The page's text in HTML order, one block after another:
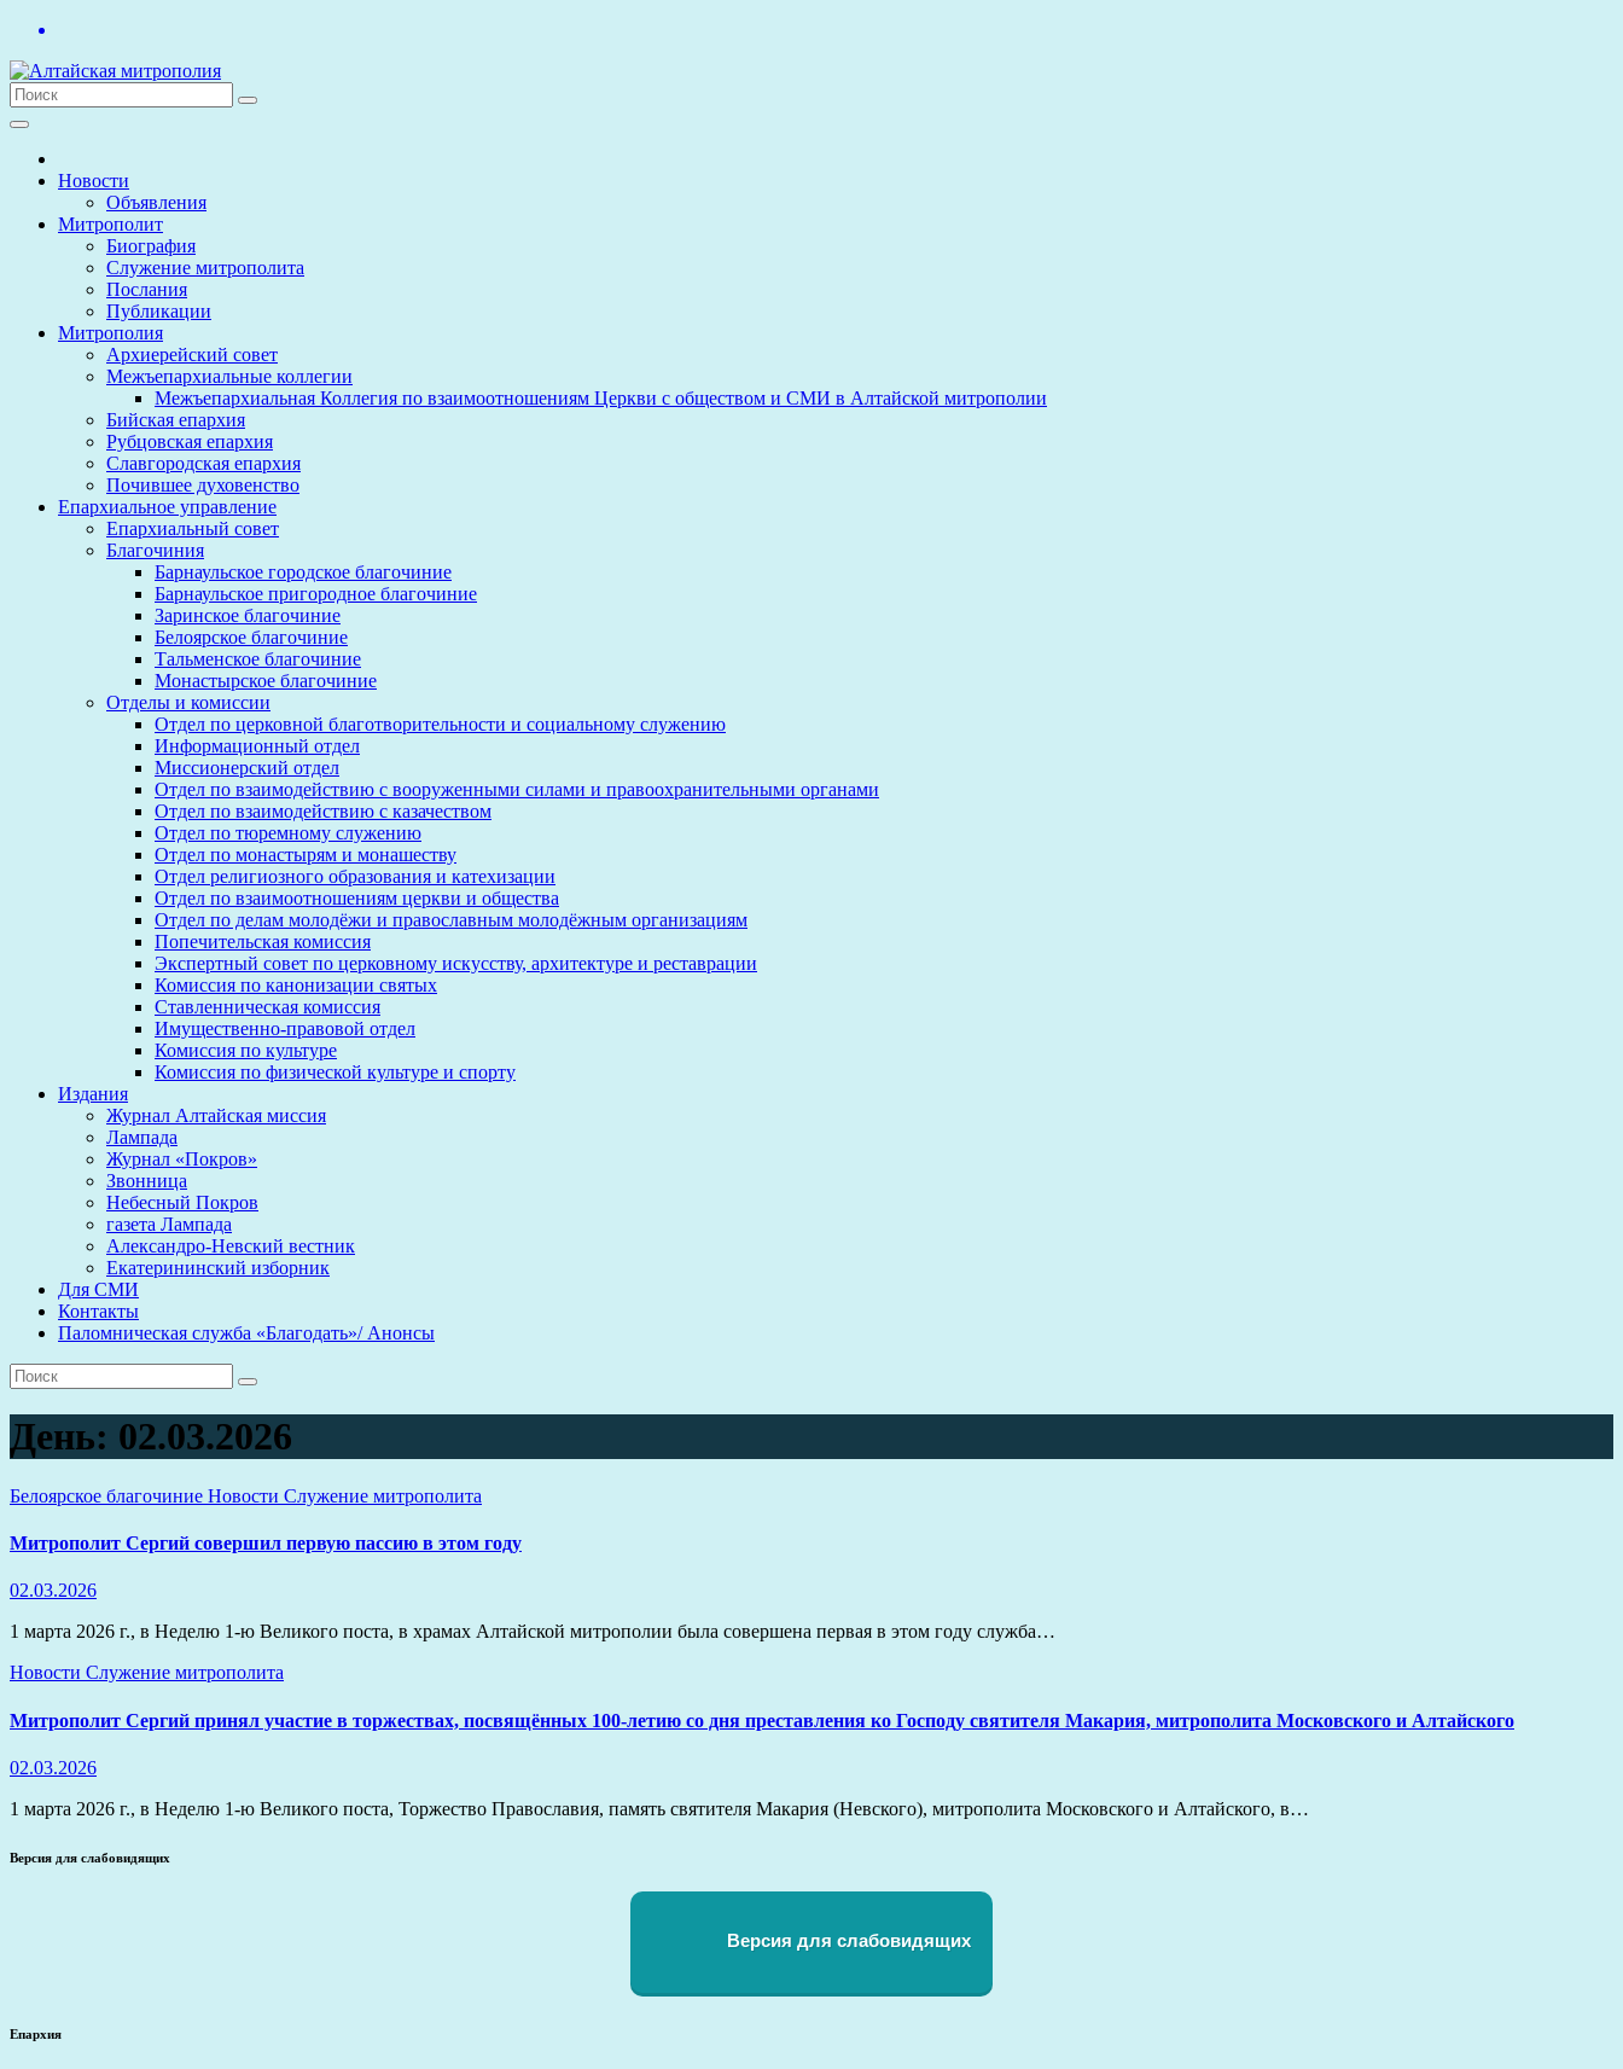
Перейти
содержимому
Новости
Объявления
Митрополит
Биография
Служение митрополита
Послания
Публикации
Митрополия
Архиерейский совет
Межъепархиальные коллегии
Межъепархиальная Коллегия по взаимоотношениям Церкви с обществом и СМИ в Алтайской митрополии
Бийская епархия
Рубцовская епархия
Славгородская епархия
Почившее духовенство
Епархиальное управление
Епархиальный совет
Благочиния
Барнаульское городское благочиние
Барнаульское пригородное благочиние
Заринское благочиние
Белоярское благочиние
Тальменское благочиние
Монастырское благочиние
Отделы и комиссии
Отдел по церковной благотворительности и социальному служению
Информационный отдел
Миссионерский отдел
Отдел по взаимодействию с вооруженными силами и правоохранительными органами
Отдел по взаимодействию с казачеством
Отдел по тюремному служению
Отдел по монастырям и монашеству
Отдел религиозного образования и катехизации
Отдел по взаимоотношениям церкви и общества
Отдел по делам молодёжи и православным молодёжным организациям
Попечительская комиссия
Экспертный совет по церковному искусству, архитектуре и реставрации
Комиссия по канонизации святых
Ставленническая комиссия
Имущественно-правовой отдел
Комиссия по культуре
Комиссия по физической культуре и спорту
Издания
Журнал Алтайская миссия
Лампада
Журнал «Покров»
Звонница
Небесный Покров
газета Лампада
Александро-Невский вестник
Екатерининский изборник
Для СМИ
Контакты
Паломническая служба «Благодать»/ Анонсы
День: 02.03.2026
Белоярское благочиние Новости Служение митрополита
Митрополит Сергий совершил первую пассию в этом году
02.03.2026
1 марта 2026 г., в Неделю 1-ю Великого поста, в храмах Алтайской митрополии была совершена первая в этом году служба…
Новости Служение митрополита
Митрополит Сергий принял участие в торжествах, посвящённых 100‑летию со дня преставления ко Господу святителя Макария, митрополита Московского и Алтайского
02.03.2026
1 марта 2026 г., в Неделю 1-ю Великого поста, Торжество Православия, память святителя Макария (Невского), митрополита Московского и Алтайского, в…
Версия для слабовидящих
Версия для слабовидящих
Епархия